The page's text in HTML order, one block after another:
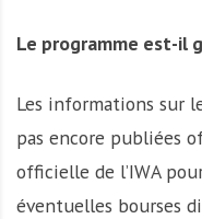
Le programme est-il
Les informations sur
pas encore publiées
officielle de l’IWA
éventuelles bourses